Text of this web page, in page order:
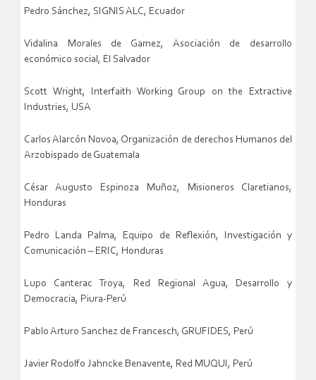
Pedro Sánchez, SIGNIS ALC, Ecuador
Vidalina Morales de Gamez, Asociación de desarrollo
económico social, El Salvador
Scott Wright, Interfaith Working Group on the Extractive
Industries, USA
Carlos Alarcón Novoa, Organización de derechos Humanos del
Arzobispado de Guatemala
César Augusto Espinoza Muñoz, Misioneros Claretianos,
Honduras
Pedro Landa Palma, Equipo de Reflexión, Investigación y
Comunicación – ERIC, Honduras
Lupo Canterac Troya, Red Regional Agua, Desarrollo y
Democracia, Piura-Perú
Pablo Arturo Sanchez de Francesch, GRUFIDES, Perú
Javier Rodolfo Jahncke Benavente, Red MUQUI, Perú